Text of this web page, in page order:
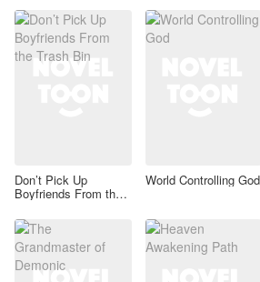
Don’t Pick Up
Boyfriends From the
World Controlling God